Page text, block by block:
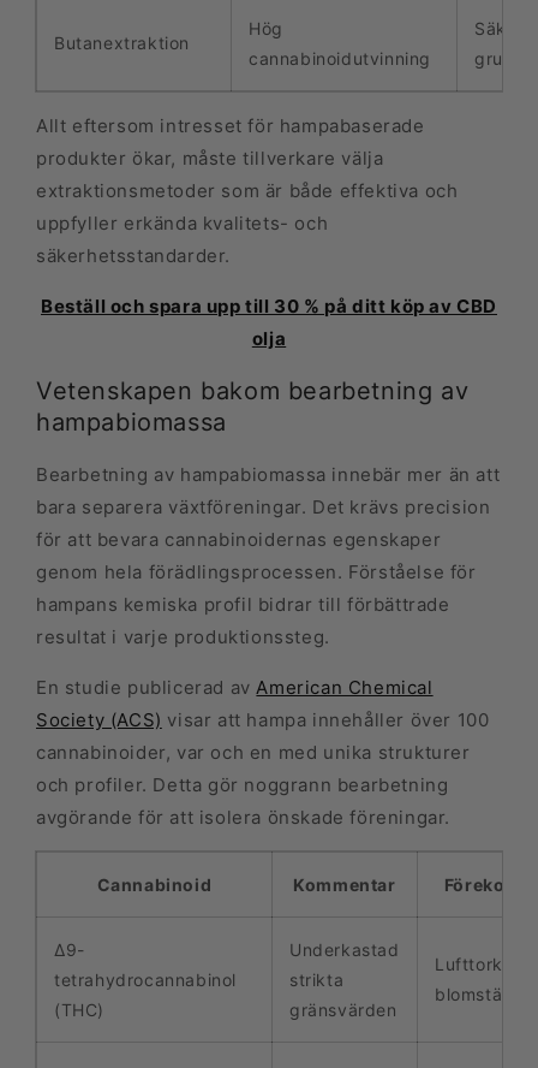
Butanextraktion
Hög
cannabinoidutvinning
grund
Allt eftersom intresset för hampabaserade
produkter ökar, måste tillverkare välja
extraktionsmetoder som är både effektiva och
uppfyller erkända kvalitets- och
säkerhetsstandarder.
Beställ och spara upp till 30 % på ditt köp av CBD
olja
Vetenskapen bakom bearbetning av
hampabio­massa
Bearbetning av hampabio­massa innebär mer än att
bara separera växtföreningar. Det krävs precision
för att bevara cannabinoidernas egenskaper
genom hela förädlingsprocessen. Förståelse för
hampans kemiska profil bidrar till förbättrade
resultat i varje produktionssteg.
En studie publicerad av American Chemical
Society (ACS) visar att hampa innehåller över 100
cannabinoider, var och en med unika strukturer
och profiler. Detta gör noggrann bearbetning
avgörande för att isolera önskade föreningar.
Cannabinoid Kommentar Förekomst
Δ9-
tetrahydrocannabinol
(THC)
Underkastad
strikta
gränsvärden
Lufttorkad